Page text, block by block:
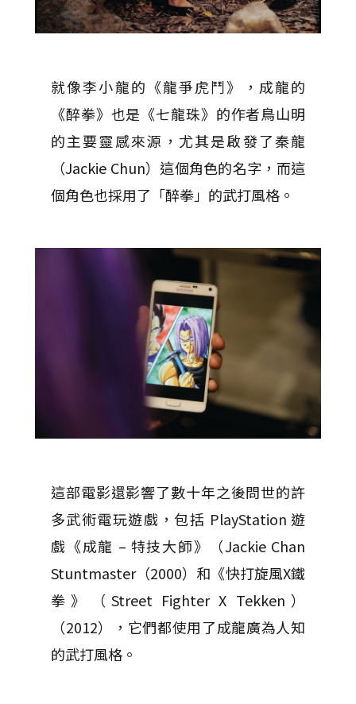
就像李小龍的《龍爭虎鬥》，成龍的
《醉拳》也是《七龍珠》的作者鳥山明
的主要靈感來源，尤其是啟發了秦龍
（Jackie Chun）這個角色的名字，而這
個角色也採用了「醉拳」的武打風格。
這部電影還影響了數十年之後問世的許
多武術電玩遊戲，包括 PlayStation 遊
戲《成龍 – 特技大師》（Jackie Chan
Stuntmaster（2000）和《快打旋風X鐵
拳》（Street Fighter X Tekken）
（2012），它們都使用了成龍廣為人知
的武打風格。